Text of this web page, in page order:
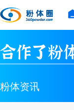
合作了粉
粉体资讯